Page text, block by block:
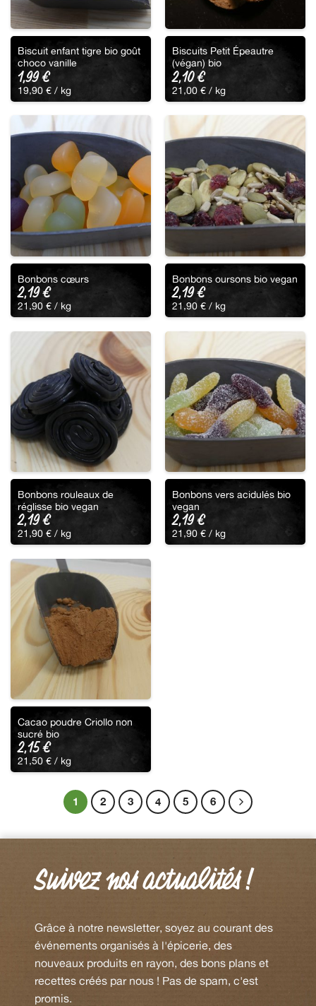
Biscuit enfant tigre bio goût
choco vanille
1,99€
19,90 € / kg
Biscuits Petit Épeautre
(végan) bio
2,10€
21,00 € / kg
Bonbons cœurs
2,19€
21,90 € / kg
Bonbons oursons bio vegan
2,19€
21,90 € / kg
Bonbons rouleaux de
réglisse bio vegan
2,19€
21,90 € / kg
Bonbons vers acidulés bio
vegan
2,19€
21,90 € / kg
Cacao poudre Criollo non
sucré bio
2,15€
21,50 € / kg
1 2 3 4 5 6
Suivez nos actualités !
Grâce à notre newsletter, soyez au courant des
événements organisés à l'épicerie, des
nouveaux produits en rayon, des bons plans et
recettes créés par nous ! Pas de spam, c'est
promis.